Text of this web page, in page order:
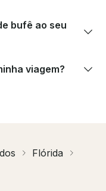
bufê ao seu
viagem?
Flórida